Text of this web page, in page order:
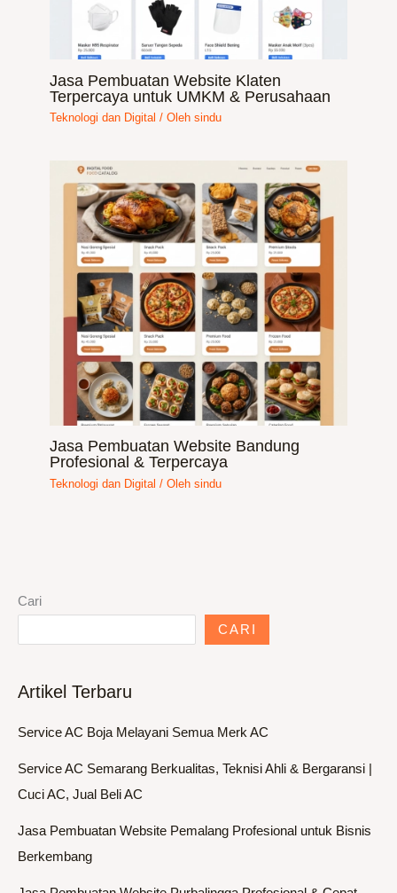
Jasa Pembuatan Website Klaten
Terpercaya untuk UMKM & Perusahaan
Teknologi dan Digital / Olehsindu
Jasa Pembuatan Website Bandung
Profesional & Terpercaya
Teknologi dan Digital / Olehsindu
Cari
CARI
Artikel Terbaru
Service AC Boja Melayani Semua Merk AC
Service AC Semarang Berkualitas, Teknisi Ahli & Bergaransi |
Cuci AC, Jual Beli AC
Jasa Pembuatan Website Pemalang Profesional untuk Bisnis
Berkembang